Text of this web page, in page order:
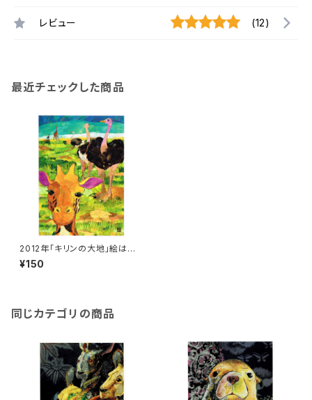
レビュー (12)
最近チェックした商品
2012年「キリンの大地」絵はが
き
¥150
同じカテゴリの商品